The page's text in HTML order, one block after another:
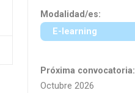
Modalidad/es:
E-learning
Próxima convocatoria:
Octubre 2026